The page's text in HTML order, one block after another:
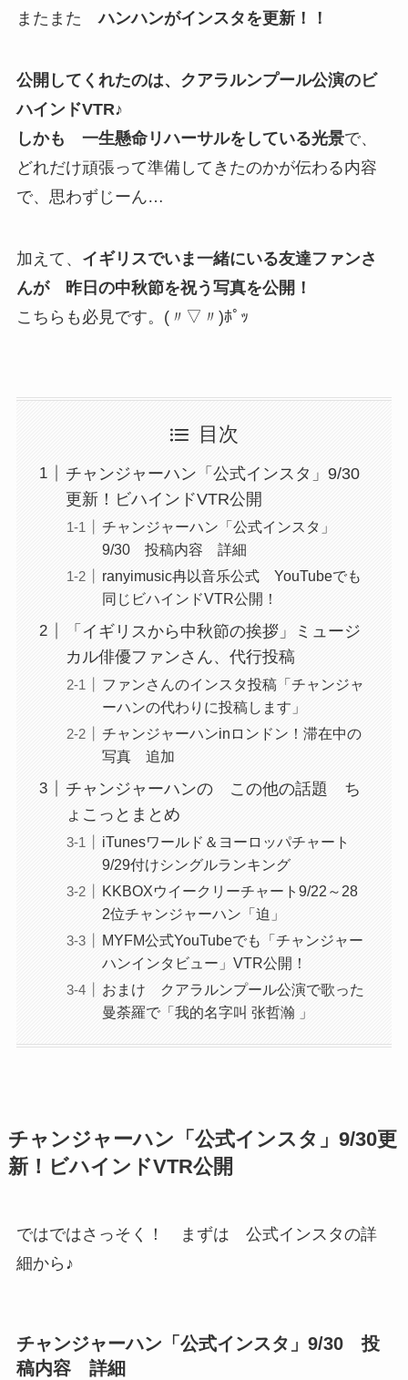
またまたハンハンがインスタを更新！！
公開してくれたのは、クアラルンプール公演のビ
ハインドVTR♪
しかも 一生懸命リハーサルをしている光景で、
どれだけ頑張って準備してきたのかが伝わる内容
で、思わずじーん…
加えて、 イギリスでいま一緒にいる友達ファンさ
んが 昨日の中秋節を祝う写真を公開！
こちらも必見です。(〃▽〃)ﾎﾟｯ
目次
チャンジャーハン「公式インスタ」9/30
更新！ビハインドVTR公開
チャンジャーハン「公式インスタ」
9/30 投稿内容 詳細
ranyimusic冉以音乐公式 YouTubeでも
同じビハインドVTR公開！
「イギリスから中秋節の挨拶」ミュージ
カル俳優ファンさん、代行投稿
ファンさんのインスタ投稿「チャンジャ
ーハンの代わりに投稿します」
チャンジャーハンinロンドン！滞在中の
写真 追加
チャンジャーハンの この他の話題 ち
ょこっとまとめ
iTunesワールド＆ヨーロッパチャート
9/29付けシングルランキング
KKBOXウイークリーチャート9/22～28
2位チャンジャーハン「迫」
MYFM公式YouTubeでも「チャンジャー
ハンインタビュー」VTR公開！
おまけ クアラルンプール公演で歌った
曼荼羅で「我的名字叫 张哲瀚 」
チャンジャーハン「公式インスタ」9/30更
新！ビハインドVTR公開
ではではさっそく！ まずは 公式インスタの詳
細から♪
チャンジャーハン「公式インスタ」9/30 投
稿内容 詳細